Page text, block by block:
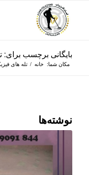
بایگانی برچسب برای:
مکان شما: خانه / تله های
نوشته‌ها